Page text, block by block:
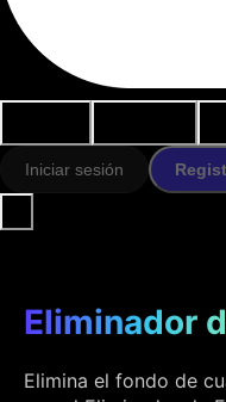
Iniciar sesión
Eliminador
Elimina el fondo de